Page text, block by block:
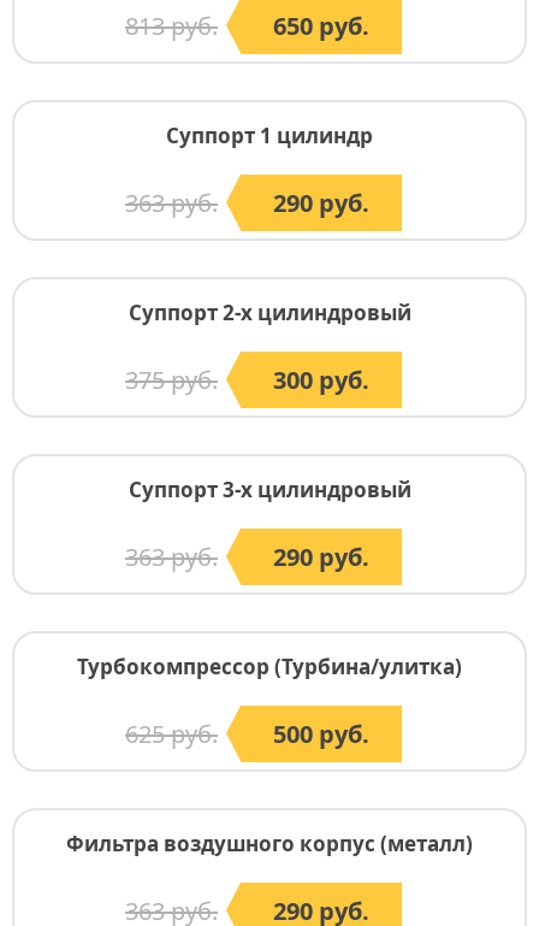
813 руб. 650 руб.
Суппорт 1 цилиндр
363 руб. 290 руб.
Суппорт 2-х цилиндровый
375 руб. 300 руб.
Суппорт 3-х цилиндровый
363 руб. 290 руб.
Турбокомпрессор (Турбина/улитка)
625 руб. 500 руб.
Фильтра воздушного корпус (металл)
363 руб. 290 руб.